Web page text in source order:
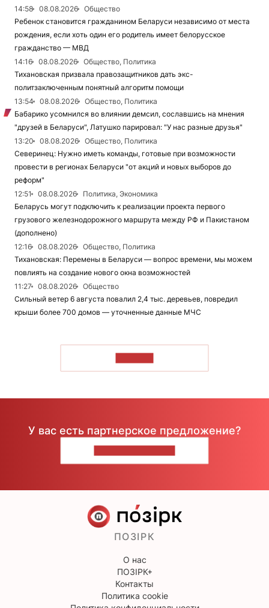
14:58
08.08.2026
Общество
Ребенок становится гражданином Беларуси независимо от места
рождения, если хоть один его родитель имеет белорусское
гражданство — МВД
14:16
08.08.2026
Общество, Политика
Тихановская призвала правозащитников дать экс-
политзаключенным понятный алгоритм помощи
13:54
08.08.2026
Общество, Политика
Бабарико усомнился во влиянии демсил, сославшись на мнения
"друзей в Беларуси", Латушко парировал: "У нас разные друзья"
13:20
08.08.2026
Общество, Политика
Северинец: Нужно иметь команды, готовые при возможности
провести в регионах Беларуси "от акций и новых выборов до
реформ"
12:51
08.08.2026
Политика, Экономика
Беларусь могут подключить к реализации проекта первого
грузового железнодорожного маршрута между РФ и Пакистаном
(дополнено)
12:16
08.08.2026
Общество, Политика
Тихановская: Перемены в Беларуси — вопрос времени, мы можем
повлиять на создание нового окна возможностей
11:27
08.08.2026
Общество
Сильный ветер 6 августа повалил 2,4 тыс. деревьев, повредил
крыши более 700 домов — уточненные данные МЧС
У вас есть партнерское предложение?
ПОЗІРК
О нас
ПОЗІРК+
Контакты
Политика cookie